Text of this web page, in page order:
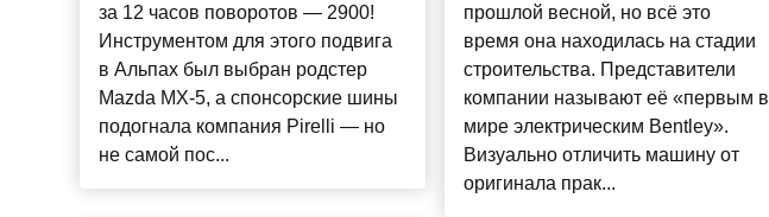
за 12 часов поворотов — 2900!
Инструментом для этого подвига
в Альпах был выбран родстер
Mazda MX-5, а спонсорские шины
подогнала компания Pirelli — но
не самой пос...
прошлой весной, но всё это
время она находилась на стадии
строительства. Представители
компании называют её «первым в
мире электрическим Bentley».
Визуально отличить машину от
оригинала прак...